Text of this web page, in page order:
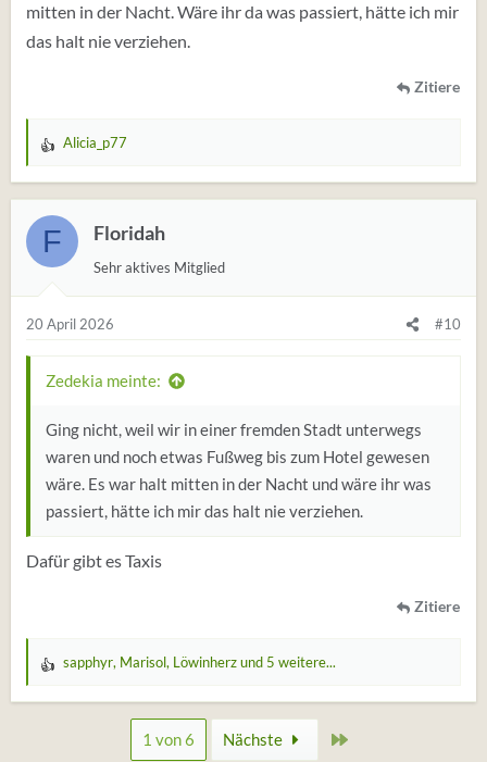
mitten in der Nacht. Wäre ihr da was passiert, hätte ich mir
das halt nie verziehen.
Zitiere
W
r
t
u
n
e
n
Alicia_p77
F Floridah
Sehr aktives Mitglied
20 April 2026 #10
Zedekia meinte:
Ging nicht, weil wir in einer fremden Stadt unterwegs
waren und noch etwas Fußweg bis zum Hotel gewesen
wäre. Es war halt mitten in der Nacht und wäre ihr was
passiert, hätte ich mir das halt nie verziehen.
Dafür gibt es Taxis
Zitiere
W
sapphyr, Marisol, Löwinherzund 5 weitere...
1 von 6 Nächste